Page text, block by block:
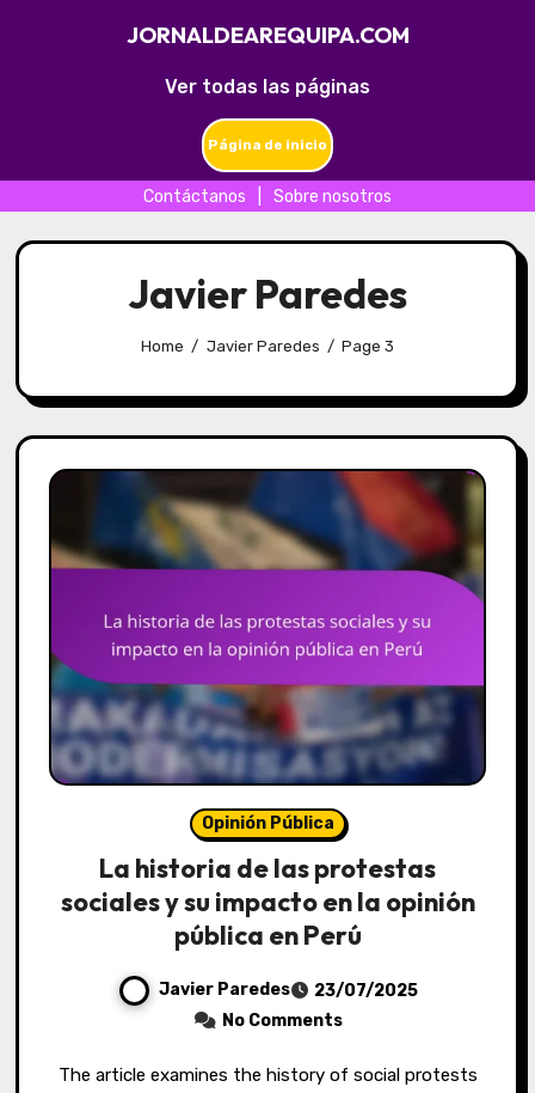
Ver todas las páginas
JORNALDEAREQUIPA.COM
Página de inicio
Contáctanos Sobre nosotros
to
Javier Paredes
Home Javier Paredes Page 3
Opinión Pública
La historia de las protestas
sociales y su impacto en la opinión
pública en Perú
Javier Paredes
23/07/2025
No Comments
The article examines the history of social protests